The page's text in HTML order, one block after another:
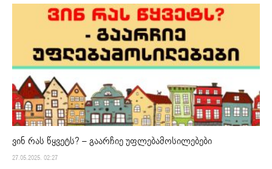
ვინ რას წყვეტს? – გაარჩიე უფლებამოსილებები
27.05.2025. 02:27